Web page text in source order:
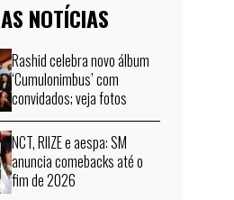
NOTÍCIAS
Rashid celebra novo álbum
‘Cumulonimbus’ com
convidados; veja fotos
NCT, RIIZE e aespa: SM
anuncia comebacks até o
fim de 2026